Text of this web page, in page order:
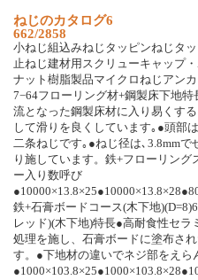
ねじのカタ ログ6
662/2858
小ね じ組込みね じ タ ッ ピンね じ タ ッ
止ね じ建材用 スク リ ュ ーキ ャ ッ プ ・
ナ ッ ト 樹脂製品マイ ク ロね じ アンカ
7−64フ ロ ー リ ング材+鋼製床 下地特
流と な っ た鋼製床材に 入 り 易 く する
して滑り を 良 く していま す｡ ●頭部は
二条ね じです｡ ●ね じ径は､ 3.8mmで
り 施 していま す。 鉄+フ ロ ー リ ング
ー 入 り 数呼び
●10000×13.8×25●10000×13.8×28●8
鉄+石膏ボー ド コ ース(木 下地)(D=8)6
レ ッ ド)(木 下地)特長●高耐食性セラ
処理を施 し 、 石膏ボー ドに塗布さ れ
す。 ● 下地材の違いでネジ部を え ら
●1000×103.8×25●1000×103.8×28●1